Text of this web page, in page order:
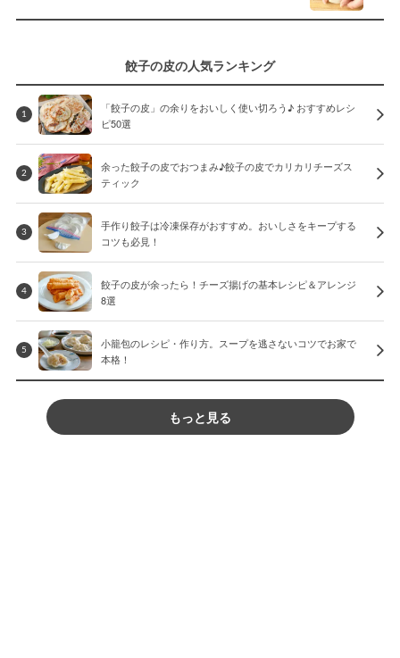
餃子の皮の人気ランキング
1
「餃子の皮」の余りをおいしく使い切ろう♪ おすすめレシ
ピ50選
2
余った餃子の皮でおつまみ♪餃子の皮でカリカリチーズス
ティック
3
手作り餃子は冷凍保存がおすすめ。おいしさをキープする
コツも必見！
4
餃子の皮が余ったら！チーズ揚げの基本レシピ＆アレンジ
8選
5
小籠包のレシピ・作り方。スープを逃さないコツでお家で
本格！
もっと見る